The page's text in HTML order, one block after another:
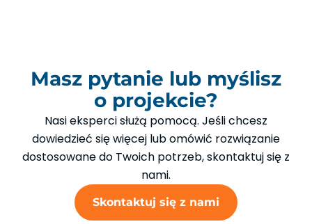
Masz pytanie lub myślisz
o projekcie?
Nasi eksperci służą pomocą. Jeśli chcesz
dowiedzieć się więcej lub omówić rozwiązanie
dostosowane do Twoich potrzeb, skontaktuj się z
nami.
Skontaktuj się z nami